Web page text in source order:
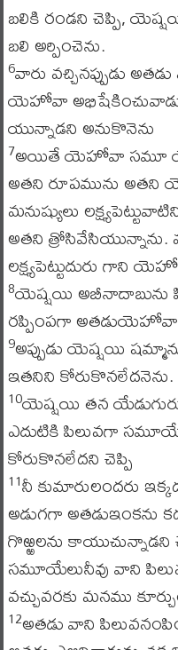
బలికి రండని చెప్పి,
బలి అర్పించెను.
6వారు వచ్చినప్పుడు
యెహోవా
యున్నాడని అనుకొనెను
7అయితే యెహోవా సమూ
అతని రూపమును అతని
మనుష్యులు
అతని త్రోసివేసియున్నాను.
లక్ష్యపెట్టుదురు గాని
8యెష్షయి అబీనాదాబును
రప్పింపగా అతడుయెహోవా
9అప్పుడు యెష్షయి
ఇతనిని కోరుకొనలేదనెను.
10యెష్షయి తన
ఎదుటికి పిలువగా
కోరుకొనలేదని చెప్పి
11నీ కుమారులందరు
అడుగగా అతడుఇంకను
గొఱ్ఱలను కాయుచున్నాడని
సమూయేలునీవు వాని
వచ్చువరకు మనము
12అతడు వాని